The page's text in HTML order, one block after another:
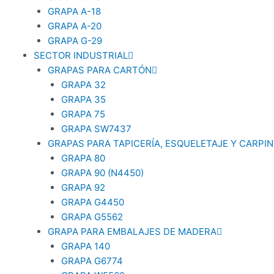
GRAPA A-18
GRAPA A-20
GRAPA G-29
SECTOR INDUSTRIAL
GRAPAS PARA CARTÓN
GRAPA 32
GRAPA 35
GRAPA 75
GRAPA SW7437
GRAPAS PARA TAPICERÍA, ESQUELETAJE Y
GRAPA 80
GRAPA 90 (N4450)
GRAPA 92
GRAPA G4450
GRAPA G5562
GRAPA PARA EMBALAJES DE MADERA
GRAPA 140
GRAPA G6774